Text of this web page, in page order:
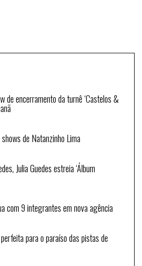
de encerramento da turnê ‘Castelos &
de Natanzinho Lima
Julia Guedes estreia ‘Álbum
com 9 integrantes em nova agência
para o paraíso das pistas de